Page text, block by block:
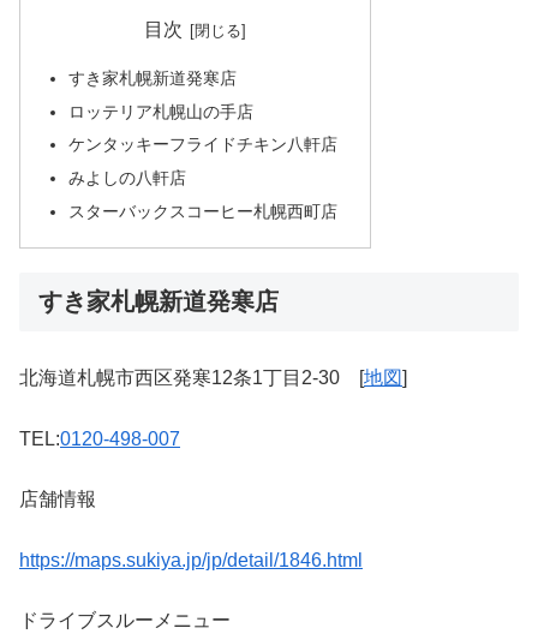
目次
すき家札幌新道発寒店
ロッテリア札幌山の手店
ケンタッキーフライドチキン八軒店
みよしの八軒店
スターバックスコーヒー札幌西町店
すき家札幌新道発寒店
北海道札幌市西区発寒12条1丁目2-30 [ 地図
TEL:0120-498-007
店舗情報
https://maps.sukiya.jp/jp/detail/1846.html
ドライブスルーメニュー